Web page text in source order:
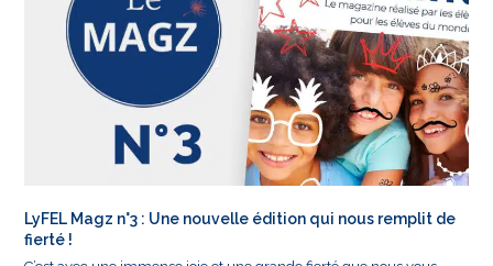
LyFEL Magz n°3 : Une nouvelle édition qui nous remplit de
fierté !